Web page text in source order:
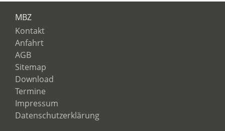
MBZ
Kontakt
Anfahrt
AGB
Sitemap
Download
Termine
Impressum
Datenschutzerklärung